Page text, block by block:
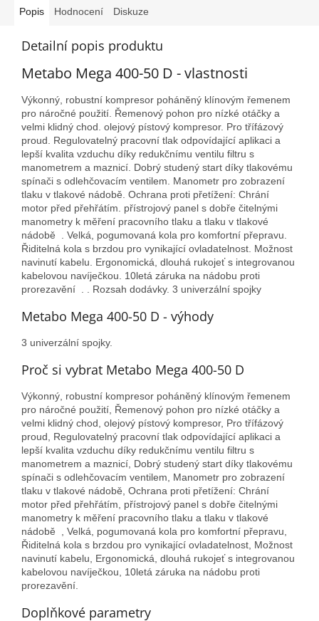
Popis Hodnocení Diskuze
Detailní popis produktu
Metabo Mega 400-50 D - vlastnosti
Výkonný, robustní kompresor poháněný klínovým řemenem
pro náročné použití. Řemenový pohon pro nízké otáčky a
velmi klidný chod. olejový pístový kompresor. Pro třífázový
proud. Regulovatelný pracovní tlak odpovídající aplikaci a
lepší kvalita vzduchu díky redukčnímu ventilu filtru s
manometrem a maznicí. Dobrý studený start díky tlakovému
spínači s odlehčovacím ventilem. Manometr pro zobrazení
tlaku v tlakové nádobě. Ochrana proti přetížení: Chrání
motor před přehřátím. přístrojový panel s dobře čitelnými
manometry k měření pracovního tlaku a tlaku v tlakové
nádobě . Velká, pogumovaná kola pro komfortní přepravu.
Řiditelná kola s brzdou pro vynikající ovladatelnost. Možnost
navinutí kabelu. Ergonomická, dlouhá rukojeť s integrovanou
kabelovou navíječkou. 10letá záruka na nádobu proti
prorezavění . . Rozsah dodávky. 3 univerzální spojky
Metabo Mega 400-50 D - výhody
3 univerzální spojky.
Proč si vybrat Metabo Mega 400-50 D
Výkonný, robustní kompresor poháněný klínovým řemenem
pro náročné použití, Řemenový pohon pro nízké otáčky a
velmi klidný chod, olejový pístový kompresor, Pro třífázový
proud, Regulovatelný pracovní tlak odpovídající aplikaci a
lepší kvalita vzduchu díky redukčnímu ventilu filtru s
manometrem a maznicí, Dobrý studený start díky tlakovému
spínači s odlehčovacím ventilem, Manometr pro zobrazení
tlaku v tlakové nádobě, Ochrana proti přetížení: Chrání
motor před přehřátím, přístrojový panel s dobře čitelnými
manometry k měření pracovního tlaku a tlaku v tlakové
nádobě , Velká, pogumovaná kola pro komfortní přepravu,
Řiditelná kola s brzdou pro vynikající ovladatelnost, Možnost
navinutí kabelu, Ergonomická, dlouhá rukojeť s integrovanou
kabelovou navíječkou, 10letá záruka na nádobu proti
prorezavění.
Doplňkové parametry